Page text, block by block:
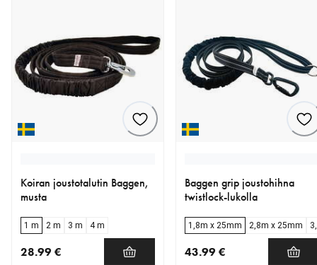
Koiran joustotalutin Baggen,
musta
1 m 2 m 3 m 4 m
28.99 €
Baggen grip joustohihna
twistlock-lukolla
1,8m x 25mm 2,8m x 25mm
43.99 €